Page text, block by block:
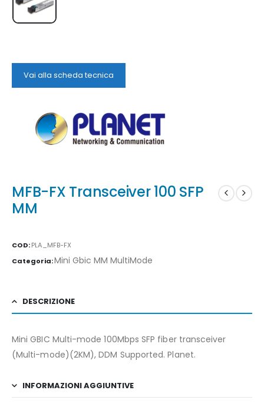
Vai alla scheda tecnica
MFB-FX Transceiver 100 SFP
MM
COD:PLA_MFB-FX
Categoria:Mini Gbic MM MultiMode
DESCRIZIONE
Mini GBIC Multi-mode 100Mbps SFP fiber transceiver
(Multi-mode)(2KM), DDM Supported. Planet.
INFORMAZIONI AGGIUNTIVE